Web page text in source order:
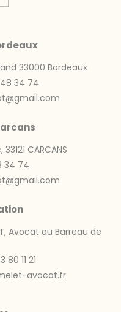
33000 Bordeaux
34 74
CARCANS
34 74
Avocat au Barreau de
80 11 21
avocat.fr